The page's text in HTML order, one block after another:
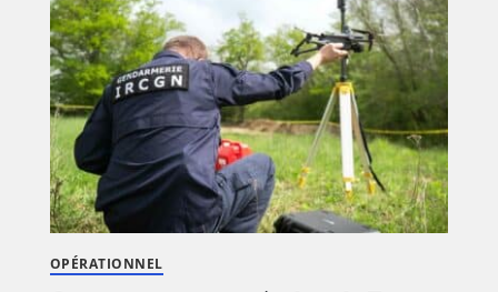
OPÉRATIONNEL